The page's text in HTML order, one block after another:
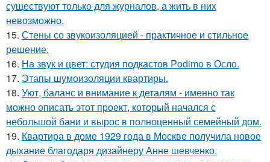
существуют только для журналов, а жить в них
невозможно.
15. Стены со звукоизоляцией - практичное и стильное
решение.
16. На звук и цвет: студия подкастов Podimo в Осло.
17. Этапы шумоизоляции квартиры.
18. Уют, баланс и внимание к деталям - именно так
можно описать этот проект, который начался с
небольшой бани и вырос в полноценный семейный дом.
19. Квартира в доме 1929 года в Москве получила новое
дыхание благодаря дизайнеру Анне шевченко.